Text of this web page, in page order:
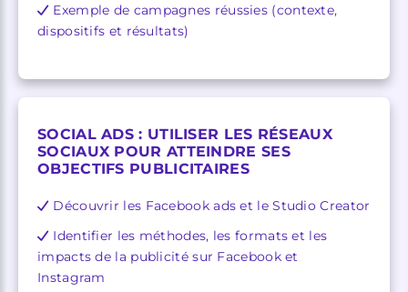
Exemple de campagnes réussies (contexte,
dispositifs et résultats)
SOCIAL ADS : UTILISER LES RÉSEAUX
SOCIAUX POUR ATTEINDRE SES
OBJECTIFS PUBLICITAIRES
Découvrir les Facebook ads et le Studio Creator
Identifier les méthodes, les formats et les
impacts de la publicité sur Facebook et
Instagram